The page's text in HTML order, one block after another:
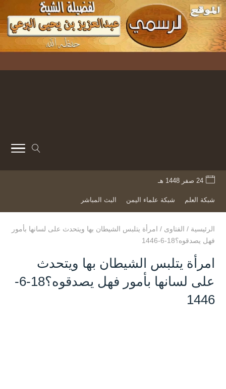
24 صفر 1448 هـ
شبكة العلم شبكة علماء اليمن البث المباشر
الرئيسية / الفتاوى / امرأة يتلبس الشيطان بها ويتحدث على لسانها بأمور
فهل يصدقوه؟18-6-1446
امرأة يتلبس الشيطان بها ويتحدث
على لسانها بأمور فهل يصدقوه؟18-6-
1446